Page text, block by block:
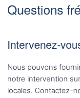
Questions
Intervenez-
Nous pouvons
notre intervention
locales. Contactez-